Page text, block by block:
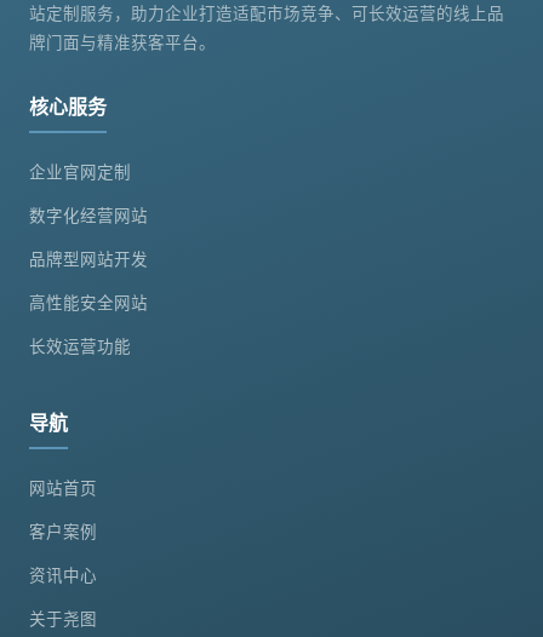
站定制服务，助力企业打造适配市场竞争、可长效运营的线上品
牌门面与精准获客平台。
核心服务
企业官网定制
数字化经营网站
品牌型网站开发
高性能安全网站
长效运营功能
导航
网站首页
客户案例
资讯中心
关于尧图